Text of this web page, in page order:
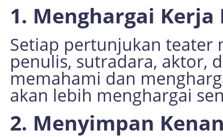
1. Menghargai Kerja
Setiap pertunjukan teater
penulis, sutradara, aktor,
memahami dan
akan lebih menghargai
2. Menyimpan